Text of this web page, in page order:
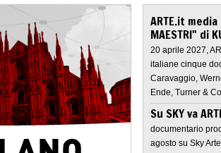
ARTE.it
MAESTRI" di
20 aprile 2027,
italiane cinque
Caravaggio,
Ende, Turner &
Su SKY va
documentario
agosto su Sky Arte